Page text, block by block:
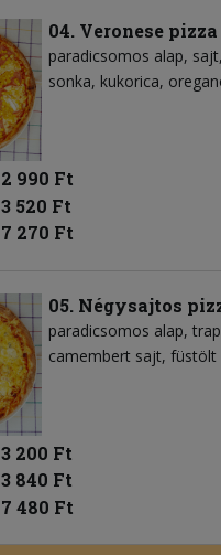
04. Veronese pizza
paradicsomos alap sajt
sonka kukorica
2 990 Ft
3 520 Ft
7 270 Ft
05. Négysajtos
paradicsomos alap
camembert sajt füstölt
3 200 Ft
3 840 Ft
7 480 Ft